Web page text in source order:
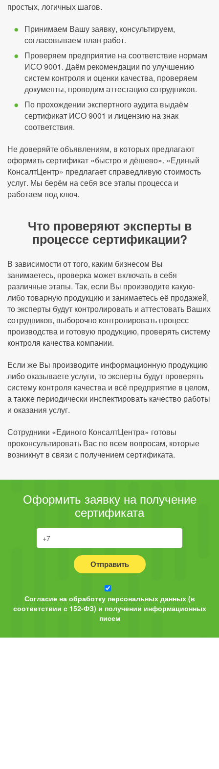
простых, логичных шагов.
Принимаем Вашу заявку, консультируем,
согласовываем план работ.
Проверяем предприятие на соответствие нормам
ИСО 9001. Даём рекомендации по улучшению
систем контроля и оценки качества, проверяем
документы, проводим аттестацию сотрудников.
По прохождении экспертного аудита выдаём
сертификат ИСО 9001 и лицензию на знак
соответствия.
Не доверяйте объявлениям, в которых предлагают
оформить сертификат «быстро и дёшево». «Единый
КонсалтЦентр» предлагает справедливую стоимость
услуг. Мы берём на себя все этапы процесса и
работаем под ключ.
Что проверяют эксперты в
процессе сертификации?
В зависимости от того, каким бизнесом Вы
занимаетесь, проверка может включать в себя
различные этапы. Так, если Вы производите какую-
либо товарную продукцию и занимаетесь её продажей,
то эксперты будут контролировать и аттестовать Ваших
сотрудников, выборочно контролировать процесс
производства и готовую продукцию, проверять систему
контроля качества компании.
Если же Вы производите информационную продукцию
либо оказываете услуги, то эксперты будут проверять
систему контроля качества и всё предприятие в целом,
а также периодически инспектировать качество работы
и оказания услуг.
Сотрудники «Единого КонсалтЦентра» готовы
проконсультировать Вас по всем вопросам, которые
возникнут в связи с получением сертификата.
Оформить заявку на получение
сертификата
Отправить
Согласие на обработку персональных данных (в
соответствии с 152-ФЗ) и получении информационных
писем